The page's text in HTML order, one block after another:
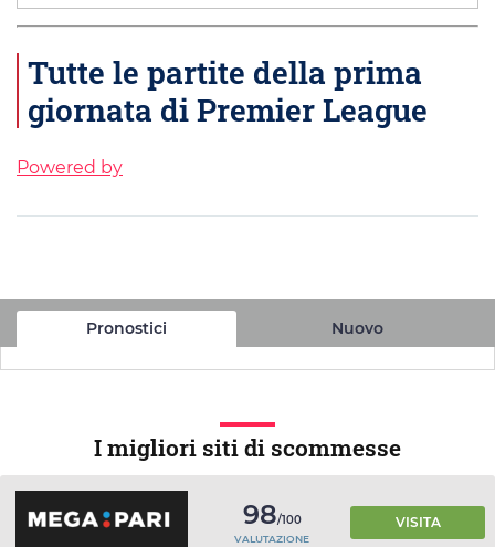
Tutte le partite della prima
giornata di Premier League
Powered by
Pronostici Nuovo
I migliori siti di scommesse
98/100
VALUTAZIONE
VISITA